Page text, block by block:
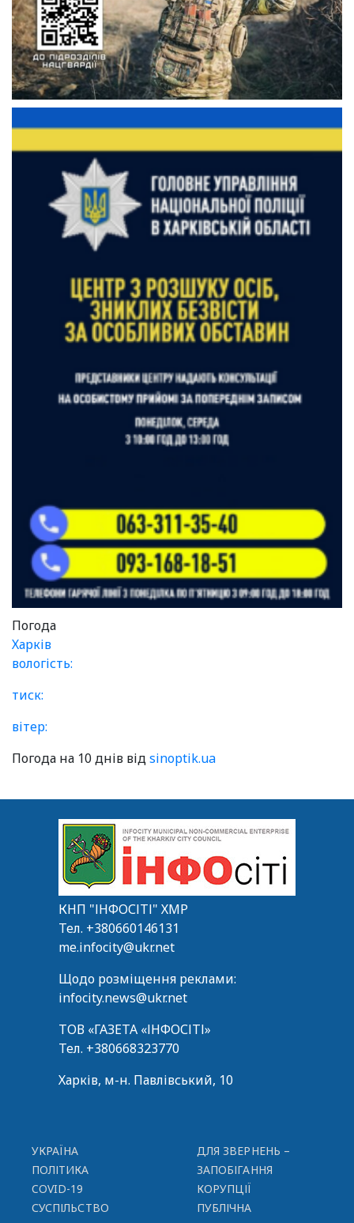
Погода
Харків
вологість:
тиск:
вітер:
Погода на 10 днів відsinoptik.ua
КНП "ІНФОСІТІ" ХМР
Тел. +380660146131
me.infocity@ukr.net
Щодо розміщення реклами:
infocity.news@ukr.net
ТОВ «ГАЗЕТА «ІНФОСІТІ»
Тел. +380668323770
Харків, м-н. Павлівський, 10
УКРАЇНА
ПОЛІТИКА
COVID-19
СУСПІЛЬСТВО
ДЛЯ ЗВЕРНЕНЬ –
ЗАПОБІГАННЯ
КОРУПЦІЇ
ПУБЛІЧНА